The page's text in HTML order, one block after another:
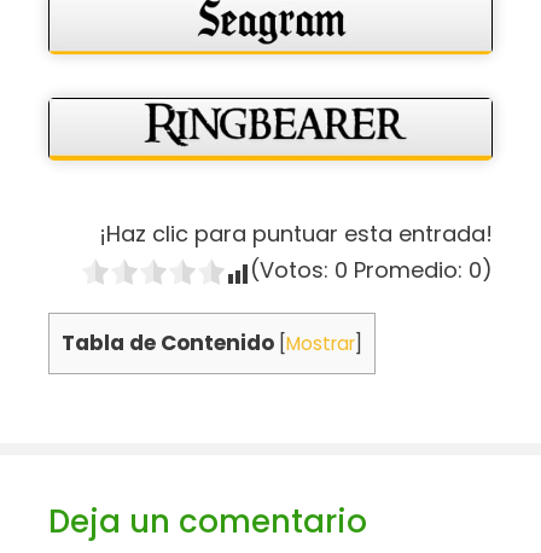
¡Haz clic para puntuar esta entrada!
(Votos: 0 Promedio: 0)
Tabla de Contenido [Mostrar]
Deja un comentario